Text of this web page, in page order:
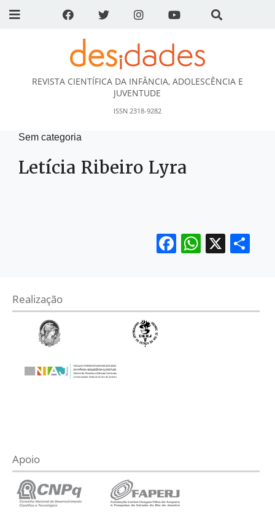
DESidades
REVISTA CIENTÍFICA DA INFÂNCIA, ADOLESCÊNCIA E
JUVENTUDE
ISSN 2318-9282
Sem categoria
Letícia Ribeiro Lyra
Facebook
X
Realização
Apoio